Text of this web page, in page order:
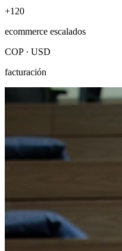
+120
ecommerce escalados
COP · USD
facturación